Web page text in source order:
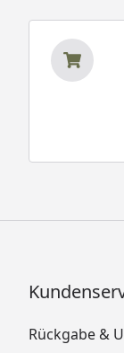
Rückgabe &